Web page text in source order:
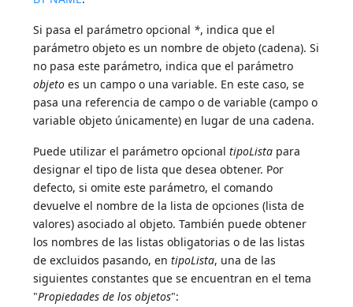
Si pasa el parámetro opcional *, indica que el
parámetro objeto es un nombre de objeto (cadena). Si
no pasa este parámetro, indica que el parámetro
objeto es un campo o una variable. En este caso, se
pasa una referencia de campo o de variable (campo o
variable objeto únicamente) en lugar de una cadena.
Puede utilizar el parámetro opcionaltipoLista para
designar el tipo de lista que desea obtener. Por
defecto, si omite este parámetro, el comando
devuelve el nombre de la lista de opciones (lista de
valores) asociado al objeto. También puede obtener
los nombres de las listas obligatorias o de las listas
de excluidos pasando, entipoLista, una de las
siguientes constantes que se encuentran en el tema
"Propiedades de los objetos":